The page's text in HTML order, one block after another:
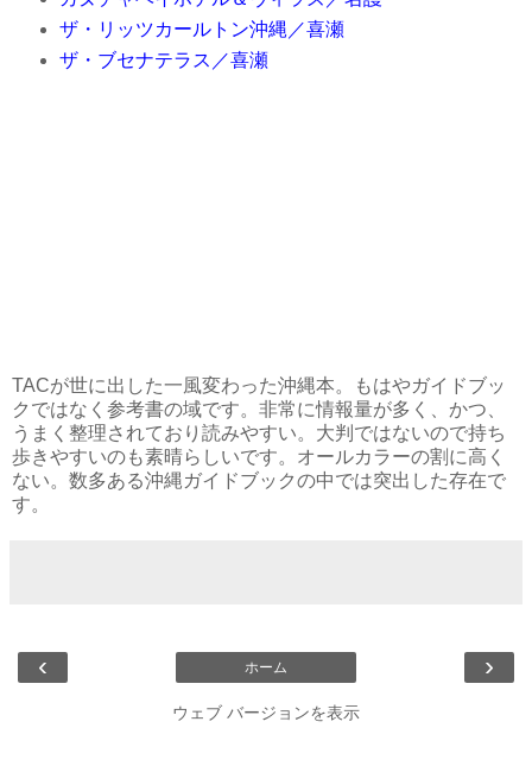
ザ・リッツカールトン沖縄／喜瀬
ザ・ブセナテラス／喜瀬
TACが世に出した一風変わった沖縄本。もはやガイドブッ
クではなく参考書の域です。非常に情報量が多く、かつ、
うまく整理されており読みやすい。大判ではないので持ち
歩きやすいのも素晴らしいです。オールカラーの割に高く
ない。数多ある沖縄ガイドブックの中では突出した存在で
す。
‹ ›
ホーム
ウェブ バージョンを表示